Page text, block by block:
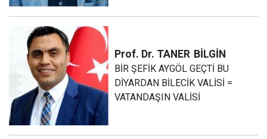
Prof. Dr. TANER BİLGİN
BİR ŞEFİK AYGÖL GEÇTİ BU
DİYARDAN BİLECİK VALİSİ =
VATANDAŞIN VALİSİ